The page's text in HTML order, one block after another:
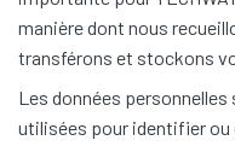
manière dont nous
transférons et stockons
Les données
utilisées pour identifier ou